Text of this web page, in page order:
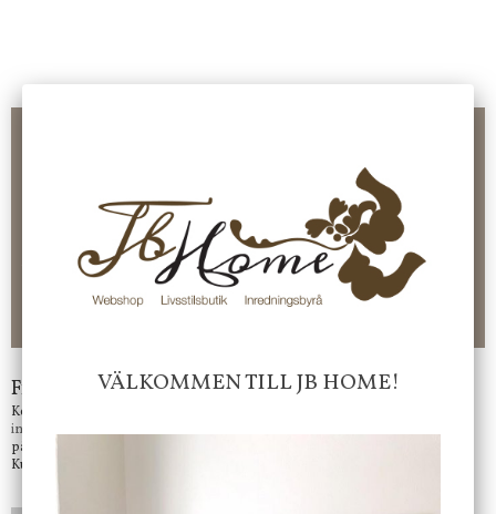
10 % rabatt på din första order vid anmälan av nyhetsbrev, via
pop-up ruta
Faktura 0 kr. Hos oss betalar du enkelt och smidigt med KLARNA
CHECKOUT. Välj själv hur du vill betala mellan alla Klarnas
betalningstjänster. Och du kan även välja PAYSON betalningstjänst.
Nöjda kunder och strävar efter att ha snabba leveranser!
Frågor?
Kontakta oss på
info@jbhome.seVi svarar
på mail så fort vi kan.
Kundtjänst telefontid öppet vardagar mellan 10.00 - 15.00
VÄLKOMMEN TILL JB HOME!